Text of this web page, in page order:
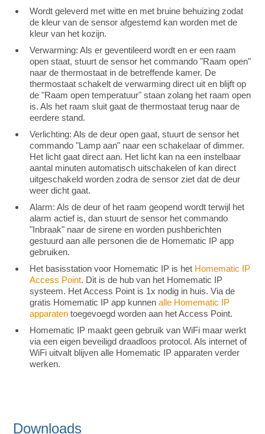
Wordt geleverd met witte en met bruine behuizing zodat
de kleur van de sensor afgestemd kan worden met de
kleur van het kozijn.
Verwarming: Als er geventileerd wordt en er een raam
open staat, stuurt de sensor het commando "Raam open"
naar de thermostaat in de betreffende kamer. De
thermostaat schakelt de verwarming direct uit en blijft op
de "Raam open temperatuur" staan zolang het raam open
is. Als het raam sluit gaat de thermostaat terug naar de
eerdere stand.
Verlichting: Als de deur open gaat, stuurt de sensor het
commando "Lamp aan" naar een schakelaar of dimmer.
Het licht gaat direct aan. Het licht kan na een instelbaar
aantal minuten automatisch uitschakelen of kan direct
uitgeschakeld worden zodra de sensor ziet dat de deur
weer dicht gaat.
Alarm: Als de deur of het raam geopend wordt terwijl het
alarm actief is, dan stuurt de sensor het commando
"Inbraak" naar de sirene en worden pushberichten
gestuurd aan alle personen die de Homematic IP app
gebruiken.
Het basisstation voor Homematic IP is het Homematic IP
Access Point. Dit is de hub van het Homematic IP
systeem. Het Access Point is 1x nodig in huis. Via de
gratis Homematic IP app kunnen alle Homematic IP
apparaten toegevoegd worden aan het Access Point.
Homematic IP maakt geen gebruik van WiFi maar werkt
via een eigen beveiligd draadloos protocol. Als internet of
WiFi uitvalt blijven alle Homematic IP apparaten verder
werken.
Downloads